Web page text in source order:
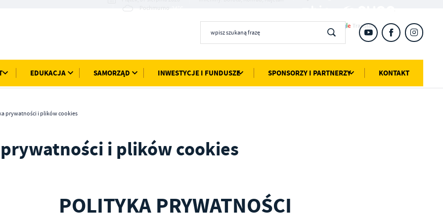
Pochmurno
EDUKACJA SAMORZĄD INWESTYCJE I FUNDUSZE SPONSORZY I PARTNERZY KONTAKT
prywatności i plików cookies
i plików cookies
POLITYKA PRYWATNOŚCI